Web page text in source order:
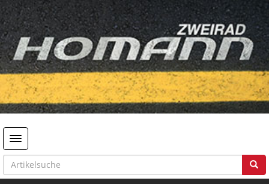
Toggle navigation